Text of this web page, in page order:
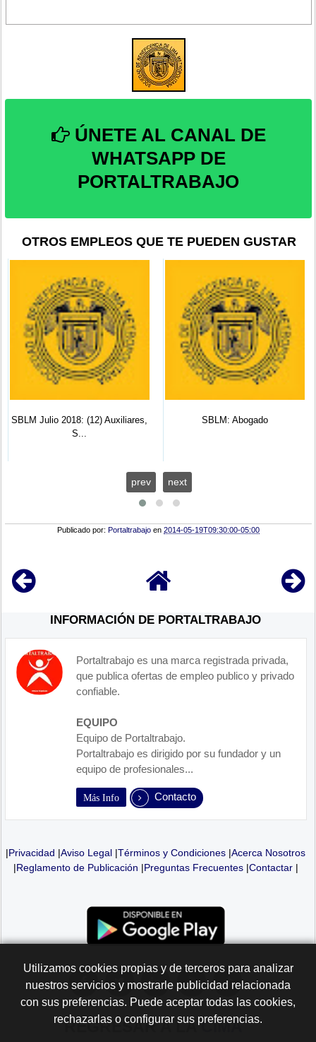
ÚNETE AL CANAL DE
WHATSAPP DE
PORTALTRABAJO
OTROS EMPLEOS QUE TE PUEDEN GUSTAR
SBLM Julio 2018: (12) Auxiliares,
S...
SBLM: Abogado
prev next
Publicado por:Portaltrabajo en2014-05-19T09:30:00-05:00
INFORMACIÓN DE PORTALTRABAJO
Portaltrabajo es una marca registrada privada,
que publica ofertas de empleo publico y privado
confiable.
EQUIPO
Equipo de Portaltrabajo.
Portaltrabajo es dirigido por su fundador y un
equipo de profesionales...
Más Info Contacto
|Privacidad |Aviso Legal |Términos y Condiciones |Acerca Nosotros
|Reglamento de Publicación |Preguntas Frecuentes|Contactar|
Utilizamos cookies propias y de terceros para analizar
nuestros servicios y mostrarle publicidad relacionada
con sus preferencias. Puede aceptar todas las cookies,
rechazarlas o configurar sus preferencias.
REGRESAR A LACIMA